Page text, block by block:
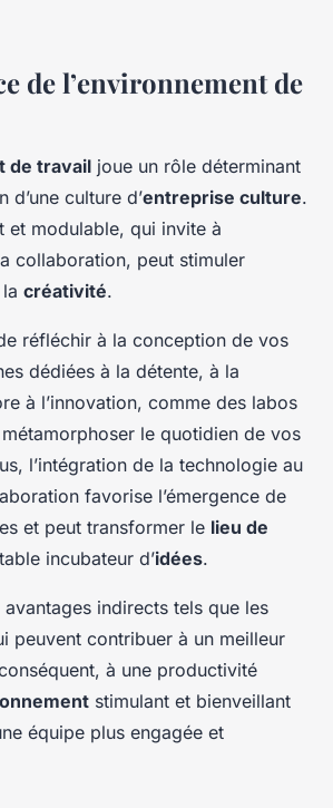
de l’environnement de
de travail joue un rôle déterminant
culture d’entreprise culture.
et modulable, qui invite à
collaboration, peut stimuler
créativité.
réfléchir à la conception de vos
dédiées à la détente, à la
à l’innovation, comme des labos
le quotidien de vos
l’intégration de la technologie au
favorise l’émergence de
et peut transformer le lieu de
incubateur d’idées.
avantages indirects tels que les
peuvent contribuer à un meilleur
à une productivité
stimulant et bienveillant
équipe plus engagée et